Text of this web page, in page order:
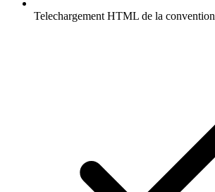
Telechargement HTML de la convention